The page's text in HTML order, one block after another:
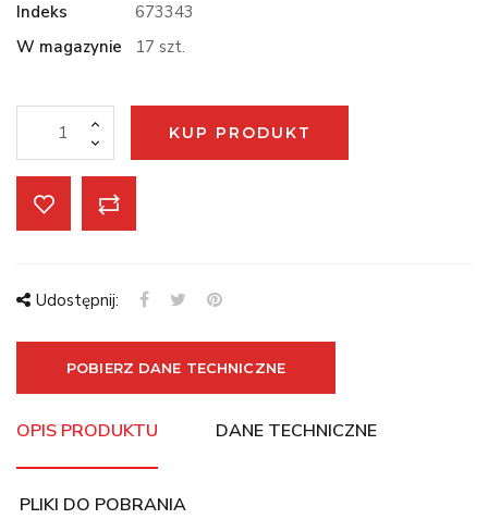
Indeks
673343
W magazynie
17 szt.
KUP PRODUKT
Udostępnij:
POBIERZ DANE TECHNICZNE
OPIS PRODUKTU DANE TECHNICZNE
PLIKI DO POBRANIA